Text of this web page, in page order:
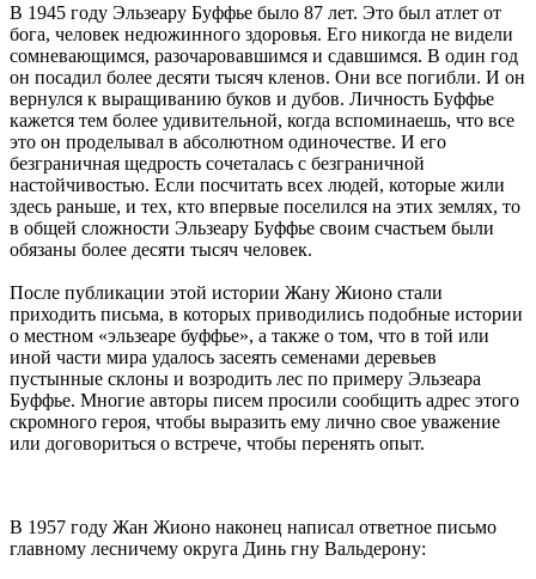
В 1945 году Эльзеару Буффье было 87 лет. Это был атлет от
бога, человек недюжинного здоровья. Его никогда не видели
сомневающимся, разочаровавшимся и сдавшимся. В один год
он посадил более десяти тысяч кленов. Они все погибли. И он
вернулся к выращиванию буков и дубов. Личность Буффье
кажется тем более удивительной, когда вспоминаешь, что все
это он проделывал в абсолютном одиночестве. И его
безграничная щедрость сочеталась с безграничной
настойчивостью. Если посчитать всех людей, которые жили
здесь раньше, и тех, кто впервые поселился на этих землях, то
в общей сложности Эльзеару Буффье своим счастьем были
обязаны более десяти тысяч человек.
После публикации этой истории Жану Жионо стали
приходить письма, в которых приводились подобные истории
о местном «эльзеаре буффье», а также о том, что в той или
иной части мира удалось засеять семенами деревьев
пустынные склоны и возродить лес по примеру Эльзеара
Буффье. Многие авторы писем просили сообщить адрес этого
скромного героя, чтобы выразить ему лично свое уважение
или договориться о встрече, чтобы перенять опыт.
В 1957 году Жан Жионо наконец написал ответное письмо
главному лесничему округа Динь г­ну Вальдерону: